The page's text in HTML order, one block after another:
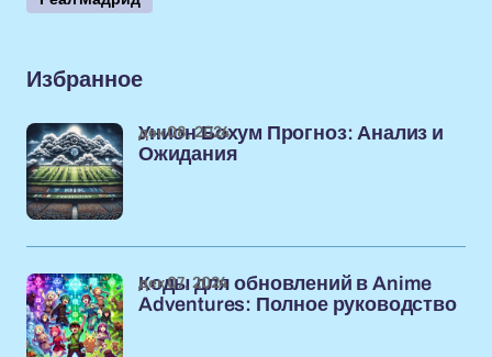
Избранное
Унион Бохум Прогноз: Анализ и
Ожидания
дек 08, 2024
Коды для обновлений в Anime
Adventures: Полное руководство
дек 07, 2024